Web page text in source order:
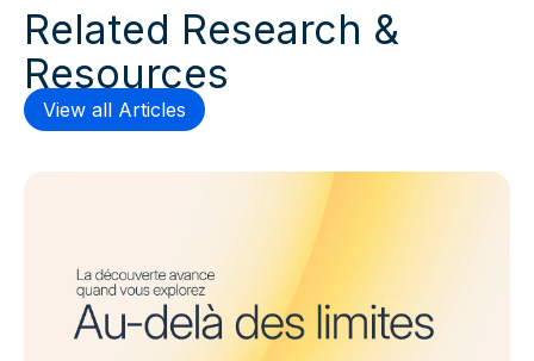
Related Research &
Resources
View all Articles